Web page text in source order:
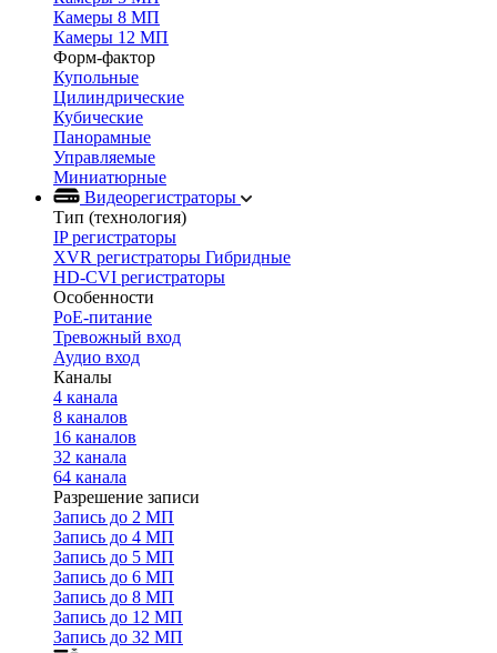
Камеры 8 МП
Камеры 12 МП
Форм-фактор
Купольные
Цилиндрические
Кубические
Панорамные
Управляемые
Миниатюрные
Видеорегистраторы
Тип (технология)
IP регистраторы
XVR регистраторы Гибридные
HD-CVI регистраторы
Особенности
PoE-питание
Тревожный вход
Аудио вход
Каналы
4 канала
8 каналов
16 каналов
32 канала
64 канала
Разрешение записи
Запись до 2 МП
Запись до 4 МП
Запись до 5 МП
Запись до 6 МП
Запись до 8 МП
Запись до 12 МП
Запись до 32 МП